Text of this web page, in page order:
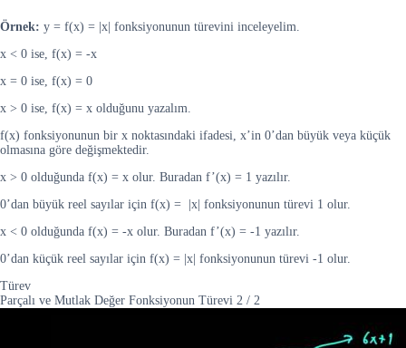
Örnek: y = f(x) = |x| fonksiyonunun türevini inceleyelim.
x < 0 ise, f(x) = -x
x = 0 ise, f(x) = 0
x > 0 ise, f(x) = x olduğunu yazalım.
f(x) fonksiyonunun bir x noktasındaki ifadesi, x’in 0’dan büyük veya küçük
olmasına göre değişmektedir.
x > 0 olduğunda f(x) = x olur. Buradan f’(x) = 1 yazılır.
0’dan büyük reel sayılar için f(x) = |x| fonksiyonunun türevi 1 olur.
x < 0 olduğunda f(x) = -x olur. Buradan f’(x) = -1 yazılır.
0’dan küçük reel sayılar için f(x) = |x| fonksiyonunun türevi -1 olur.
Türev
Parçalı ve Mutlak Değer Fonksiyonun Türevi 2 / 2